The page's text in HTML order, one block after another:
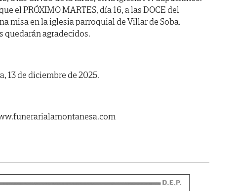
el PRÓXIMO MARTES, día 16, a las DOCE del
misa en la iglesia parroquial de Villar de Soba.
quedarán agradecidos.
13 de diciembre de 2025.